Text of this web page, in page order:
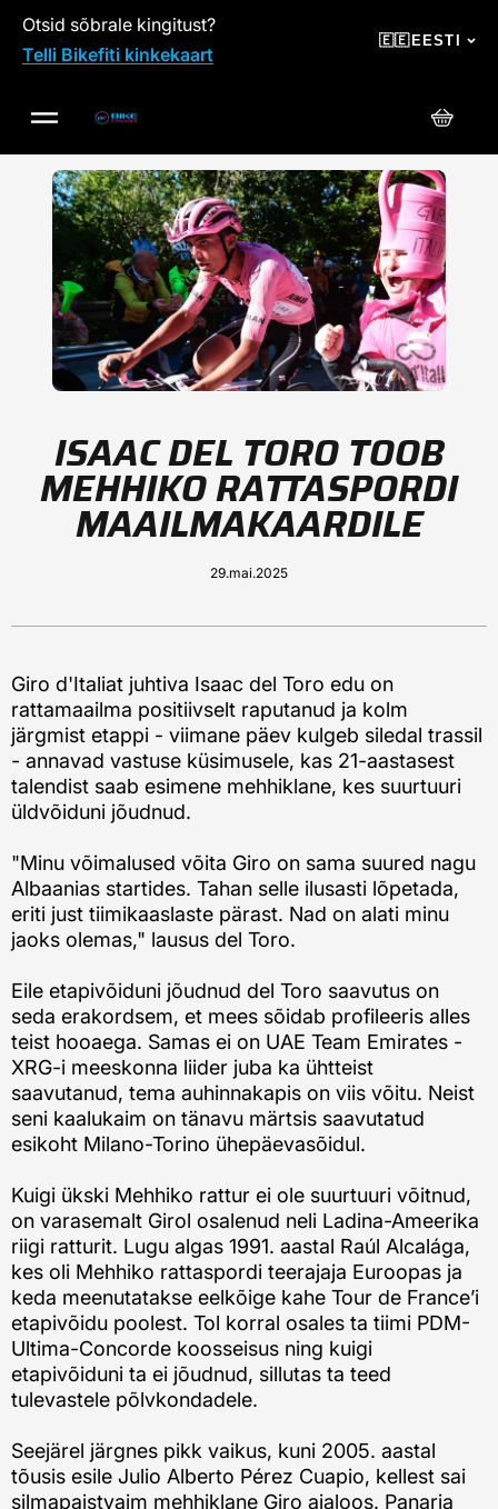
SKIP TO CONTENT
Otsid sõbrale kingitust?
Telli Bikefiti kinkekaart
🇪🇪EESTI
ISAAC DEL TORO TOOB
MEHHIKO RATTASPORDI
MAAILMAKAARDILE
29.mai.2025
Giro d'Italiat juhtiva Isaac del Toro edu on
rattamaailma positiivselt raputanud ja kolm
järgmist etappi - viimane päev kulgeb siledal trassil
- annavad vastuse küsimusele, kas 21-aastasest
talendist saab esimene mehhiklane, kes suurtuuri
üldvõiduni jõudnud.
"Minu võimalused võita Giro on sama suured nagu
Albaanias startides. Tahan selle ilusasti lõpetada,
eriti just tiimikaaslaste pärast. Nad on alati minu
jaoks olemas," lausus del Toro.
Eile etapivõiduni jõudnud del Toro saavutus on
seda erakordsem, et mees sõidab profileeris alles
teist hooaega. Samas ei on UAE Team Emirates -
XRG-i meeskonna liider juba ka ühtteist
saavutanud, tema auhinnakapis on viis võitu. Neist
seni kaalukaim on tänavu märtsis saavutatud
esikoht Milano-Torino ühepäevasõidul.
Kuigi ükski Mehhiko rattur ei ole suurtuuri võitnud,
on varasemalt Girol osalenud neli Ladina-Ameerika
riigi ratturit. Lugu algas 1991. aastal Raúl Alcalága,
kes oli Mehhiko rattaspordi teerajaja Euroopas ja
keda meenutatakse eelkõige kahe Tour de France’i
etapivõidu poolest. Tol korral osales ta tiimi PDM-
Ultima-Concorde koosseisus ning kuigi
etapivõiduni ta ei jõudnud, sillutas ta teed
tulevastele põlvkondadele.
Seejärel järgnes pikk vaikus, kuni 2005. aastal
tõusis esile Julio Alberto Pérez Cuapio, kellest sai
silmapaistvaim mehhiklane Giro ajaloos. Panaria